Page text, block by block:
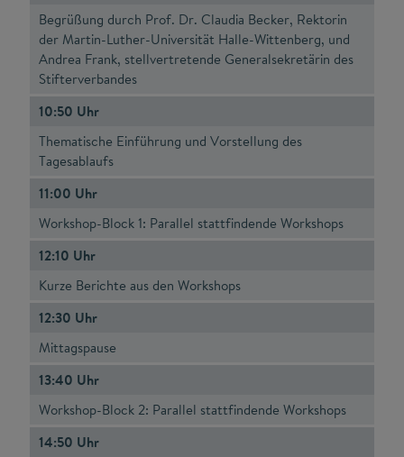
Begrüßung durch Prof. Dr. Claudia Becker, Rektorin
der Martin-Luther-Universität Halle-Wittenberg, und
Andrea Frank, stellvertretende Generalsekretärin des
Stifterverbandes
10:50 Uhr
Thematische Einführung und Vorstellung des
Tagesablaufs
11:00 Uhr
Workshop-Block 1: Parallel stattfindende Workshops
12:10 Uhr
Kurze Berichte aus den Workshops
12:30 Uhr
Mittagspause
13:40 Uhr
Workshop-Block 2: Parallel stattfindende Workshops
14:50 Uhr